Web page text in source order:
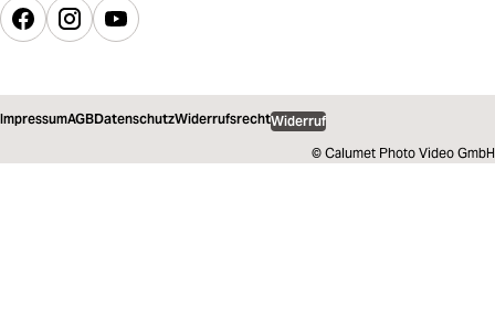
ImpressumAGBDatenschutzWiderrufsrechtWiderruf
© Calumet Photo Video GmbH